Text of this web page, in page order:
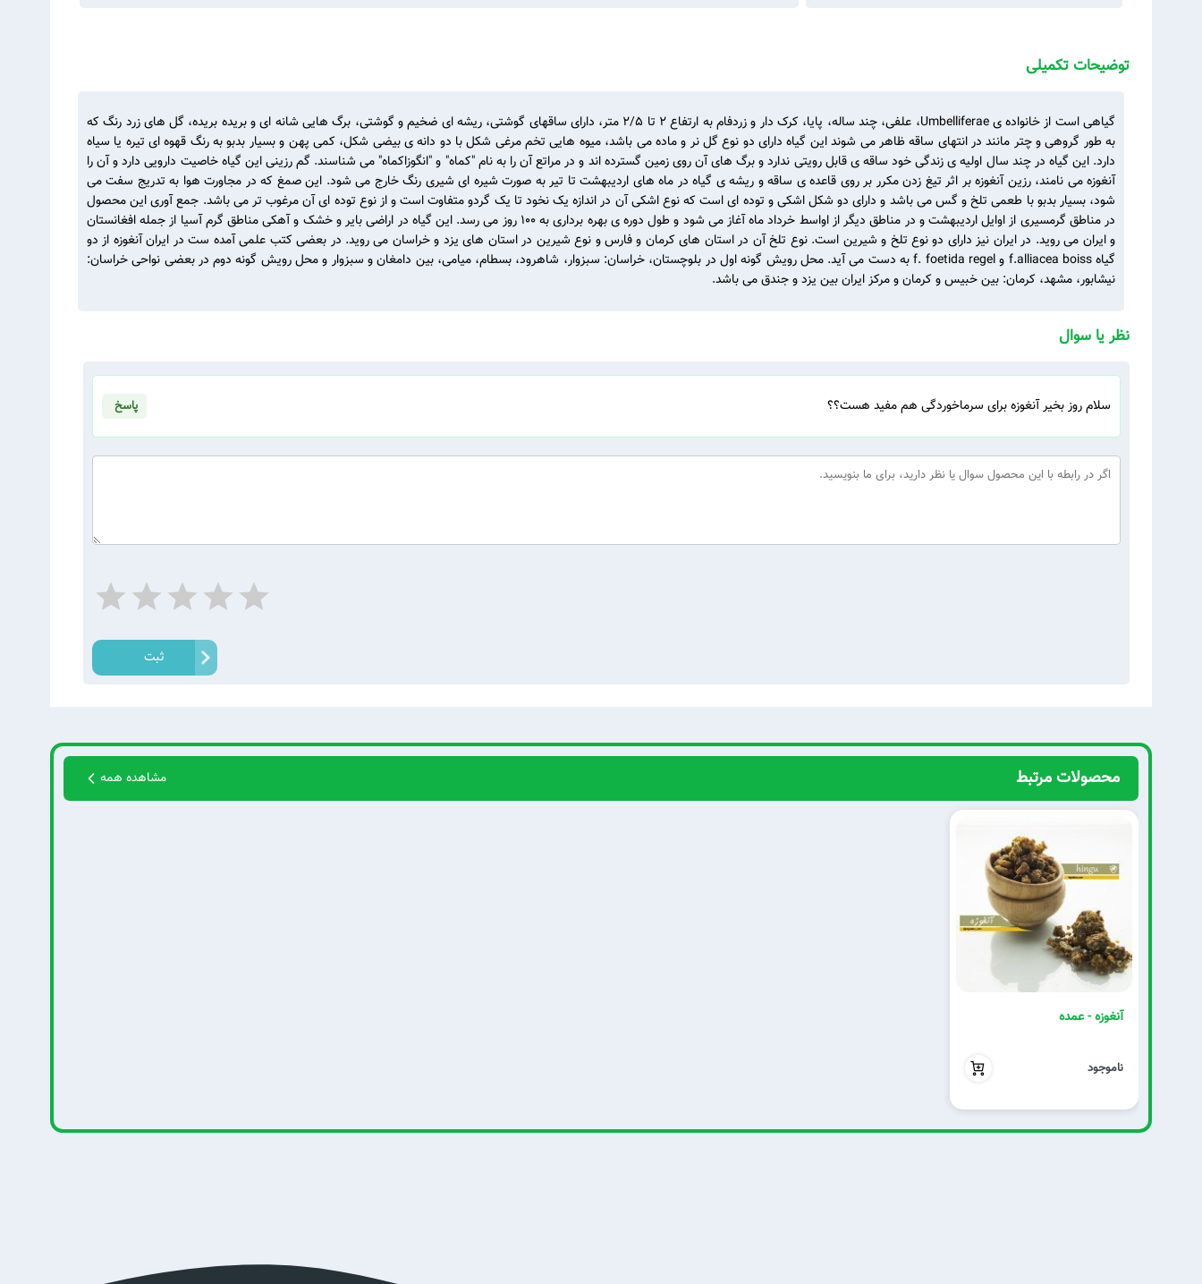
توضیحات تکمیلی
گیاهی است از خانواده ی Umbelliferae، علفی، چند ساله، پایا، کرک دار و زردفام به ارتفاع ۲ تا ۲/۵ متر، دارای ساقهای گوشتی، ریشه ای ضخیم و گوشتی، برگ هایی شانه ای و بریده بریده، گل های زرد رنگ که
به طور گروهی و چتر مانند در انتهای ساقه ظاهر می شوند این گیاه دارای دو نوع گل نر و ماده می باشد، میوه هایی تخم مرغی شکل با دو دانه ی بیضی شکل، کمی پهن و بسیار بدبو به رنگ قهوه ای تیره یا سیاه
دارد. این گیاه در چند سال اولیه ی زندگی خود ساقه ی قابل رویتی ندارد و برگ های آن روی زمین گسترده اند و در مراتع آن را به نام "کماه" و "انگوزاکماه" می شناسند. گم رزینی این گیاه خاصیت دارویی دارد و آن را
آنغوزه می نامند، رزین آنغوزه بر اثر تیغ زدن مکرر بر روی قاعده ی ساقه و ریشه ی گیاه در ماه های اردیبهشت تا تیر به صورت شیره ای شیری رنگ خارج می شود. این صمغ که در مجاورت هوا به تدریج سفت می
شود، بسیار بدبو با طعمی تلخ و گس می باشد و دارای دو شکل اشکی و توده ای است که نوع اشکی آن در اندازه یک نخود تا یک گردو متفاوت است و از نوع توده ای آن مرغوب تر می باشد. جمع آوری این محصول
در مناطق گرمسیری از اوایل اردیبهشت و در مناطق دیگر از اواسط خرداد ماه آغاز می شود و طول دوره ی بهره برداری به 100 روز می رسد. این گیاه در اراضی بایر و خشک و آهکی مناطق گرم آسیا از جمله افغانستان
و ایران می روید. در ایران نیز دارای دو نوع تلخ و شیرین است. نوع تلخ آن در استان های کرمان و فارس و نوع شیرین در استان های یزد و خراسان می روید. در بعضی کتب علمی آمده ست در ایران آنغوزه از دو
گیاه f.alliacea boiss و f. foetida regel به دست می آید. محل رویش گونه اول در بلوچستان، خراسان: سبزوار، شاهرود، بسطام، میامی، بین دامغان و سبزوار و محل رویش گونه دوم در بعضی نواحی خراسان:
نیشابور، مشهد، کرمان: بین خبیس و کرمان و مرکز ایران بین یزد و جندق می باشد.
نظر یا سوال
سلام روز بخير آنغوزه برای سرماخوردگی هم مفید هست؟؟ پاسخ
ثبت
محصولات مرتبط مشاهده همه
آنغوزه - عمده
ناموجود